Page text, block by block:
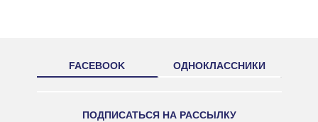
FACEBOOK ОДНОКЛАССНИКИ
ПОДПИСАТЬСЯ НА РАССЫЛКУ